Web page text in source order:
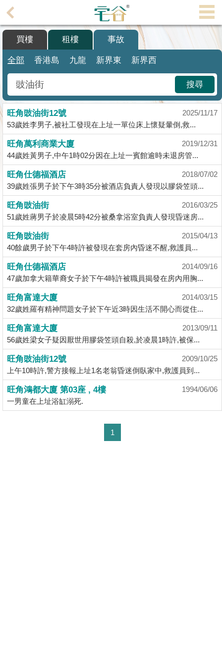
理
主
搵
樓/
成
交
業
主
放
盤
宅
谷
按
揭
地
產
博
客
地
產
新
聞
數
據
公
買樓 租樓 事故
全部 香港島 九龍 新界東 新界西
搜尋
旺角豉油街12號
2025/11/17
53歲姓李男子,被社工發現在上址一單位床上懷疑暈倒,救...
旺角萬利商業大廈
2019/12/31
44歲姓黃男子,中午1時02分因在上址一賓館逾時未退房管...
旺角仕德福酒店
2018/07/02
39歲姓張男子於下午3時35分被酒店負責人發現以膠袋笠頭...
旺角豉油街
2016/03/25
51歲姓蔣男子於凌晨5時42分被桑拿浴室負責人發現昏迷房...
旺角豉油街
2015/04/13
40餘歲男子於下午4時許被發現在套房內昏迷不醒,救護員...
旺角仕德福酒店
2014/09/16
47歲加拿大籍華裔女子於下午4時許被職員揭發在房內用胸...
旺角富達大廈
2014/03/15
32歲姓羅有精神問題女子於下午近3時因生活不開心而從住...
旺角富達大廈
2013/09/11
56歲姓梁女子疑因厭世用膠袋笠頭自殺,於凌晨1時許,被保...
旺角豉油街12號
2009/10/25
上午10時許,警方接報上址1名老翁昏迷倒臥家中,救護員到...
旺角鴻都大廈 第03座 , 4樓
1994/06/06
一男童在上址浴缸溺死.
1